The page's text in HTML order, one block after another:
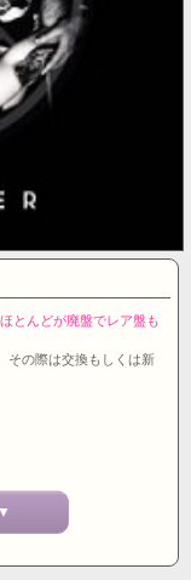
とんどが廃盤でレア盤も
その際は交換もしくは新
。